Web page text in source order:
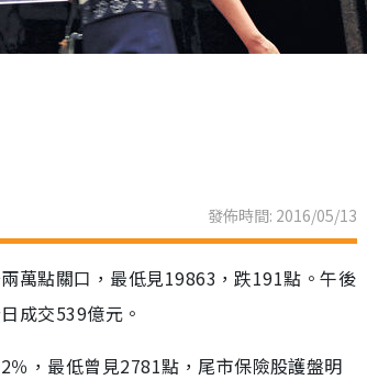
發佈時間: 2016/05/13
萬點關口，最低見19863，跌191點。午後
成交539億元。
，最低曾見2781點，尾市保險股護盤明